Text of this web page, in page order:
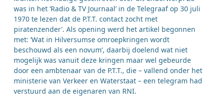
was in het ‘Radio & TV Journaal’ in de Telegraaf op 30 juli
1970 te lezen dat de P.T.T. contact zocht met
piratenzender’. Als opening werd het artikel begonnen
met: ‘Wat in Hilversumse omroepkringen wordt
beschouwd als een novum’, daarbij doelend wat niet
mogelijk was vanuit deze kringen maar wel gebeurde
door een ambtenaar van de P.T.T., die – vallend onder het
ministerie van Verkeer en Waterstaat – een telegram had
verstuurd aan de eigenaren van RNI.